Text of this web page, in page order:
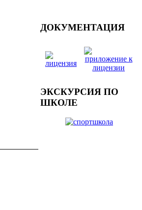
ДОКУМЕНТАЦИЯ
ЭКСКУРСИЯ ПО
ШКОЛЕ